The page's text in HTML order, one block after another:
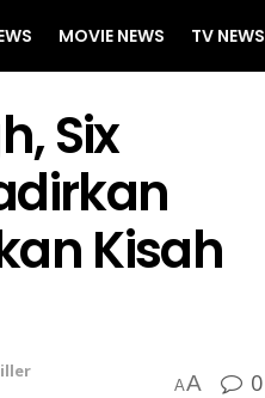
MOVIE NEWS TV NEWS
Six
Kisah
AA 0